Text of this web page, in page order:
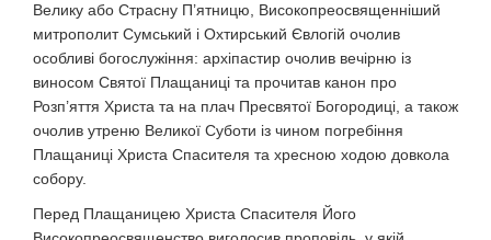
Велику або Страсну П’ятницю, Високопреосвященніший
митрополит Сумський і Охтирський Євлогій очолив
особливі богослужіння: архіпастир очолив вечірню із
виносом Святої Плащаниці та прочитав канон про
Розп’яття Христа та на плач Пресвятої Богородиці, а також
очолив утреню Великої Суботи із чином погребіння
Плащаниці Христа Спасителя та хресною ходою довкола
собору.
Перед Плащаницею Христа Спасителя Його